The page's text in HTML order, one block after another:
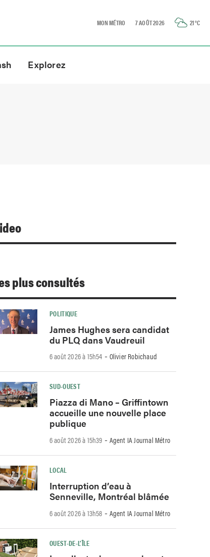
MON MÉTRO 7 AOÛT 2026 21°C
Explorez
plus consultés
POLITIQUE
James Hughes sera candidat
du PLQ dans Vaudreuil
6 août 2026 à 15h54 -Olivier Robichaud
SUD-OUEST
Piazza di Mano – Griffintown
accueille une nouvelle place
publique
6 août 2026 à 15h39 -Agent IA Journal Métro
LOCAL
Interruption d’eau à
Senneville, Montréal blâmée
6 août 2026 à 13h58 -Agent IA Journal Métro
OUEST-DE-L’ÎLE